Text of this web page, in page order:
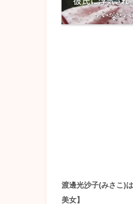
渡邊光沙子(みさこ)
美女】